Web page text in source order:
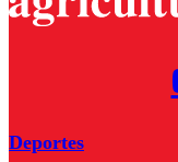
Deportes